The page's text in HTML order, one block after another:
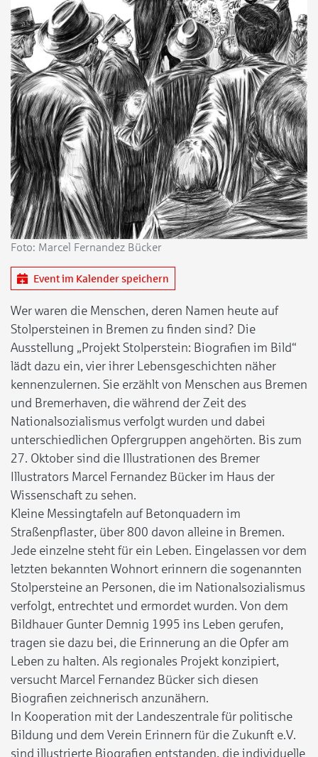
Foto: Marcel Fernandez Bücker
Event im Kalender speichern
Wer waren die Menschen, deren Namen heute auf
Stolpersteinen in Bremen zu finden sind? Die
Ausstellung „Projekt Stolperstein: Biografien im Bild“
lädt dazu ein, vier ihrer Lebensgeschichten näher
kennenzulernen. Sie erzählt von Menschen aus Bremen
und Bremerhaven, die während der Zeit des
Nationalsozialismus verfolgt wurden und dabei
unterschiedlichen Opfergruppen angehörten. Bis zum
27. Oktober sind die Illustrationen des Bremer
Illustrators Marcel Fernandez Bücker im Haus der
Wissenschaft zu sehen.
Kleine Messingtafeln auf Betonquadern im
Straßenpflaster, über 800 davon alleine in Bremen.
Jede einzelne steht für ein Leben. Eingelassen vor dem
letzten bekannten Wohnort erinnern die sogenannten
Stolpersteine an Personen, die im Nationalsozialismus
verfolgt, entrechtet und ermordet wurden. Von dem
Bildhauer Gunter Demnig 1995 ins Leben gerufen,
tragen sie dazu bei, die Erinnerung an die Opfer am
Leben zu halten. Als regionales Projekt konzipiert,
versucht Marcel Fernandez Bücker sich diesen
Biografien zeichnerisch anzunähern.
In Kooperation mit der Landeszentrale für politische
Bildung und dem Verein Erinnern für die Zukunft e.V.
sind illustrierte Biografien entstanden, die individuelle